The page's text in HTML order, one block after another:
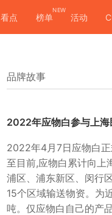
看点 榜单
NEW
活动
品牌故事
2022年应物白参与上
2022年4月7日应物白
至目前,应物白累计向上
浦区、浦东新区、闵行
15个区域输送物资。为
吨。仅应物白自己的产